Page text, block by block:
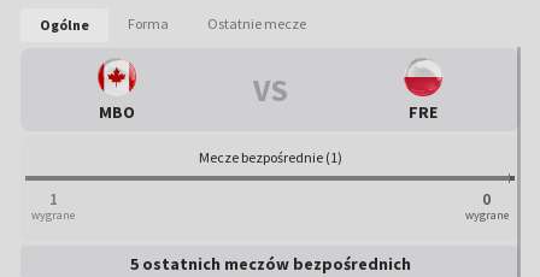
MBO
Ogólne Forma Ostatnie mecze
MBO
VS
FRE
Mecze bezpośrednie (1)
1
wygrane
0
wygrane
5 ostatnich meczów bezpośrednich